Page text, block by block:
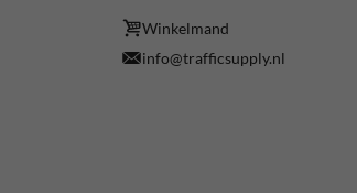
Winkelmand
info@trafficsupply.nl